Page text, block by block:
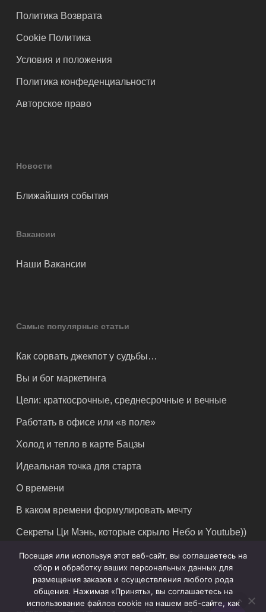
Политика Возврата
Cookie Политика
Условия и положения
Политика конфеденциальности
Авторское право
Новости
Ближайшия события
Вакансии
Наши Вакансии
Самые популярные статьи
Как сорвать джекпот у судьбы…
Вы и бог маркетинга
Цели: краткосрочные, среднесрочные и вечные
Работать в офисе или «в поле»
Холод и тепло в карте Бацзы
Идеальная точка для старта
О времени
В каком времени формулировать мечту
Секреты Ци Мэнь, которые скрыло Небо и Youtube))
Посещая или используя этот веб-сайт, вы соглашаетесь на
сбор и обработку ваших персональных данных для
размещения заказов и осуществления любого рода
общения. Нажимая «Принять», вы соглашаетесь на
использование файлов cookie на нашем веб-сайте, как